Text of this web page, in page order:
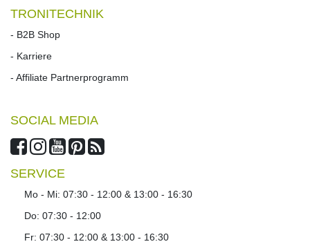
TRONITECHNIK
- B2B Shop
- Karriere
- Affiliate Partnerprogramm
SOCIAL MEDIA
SERVICE
Mo - Mi: 07:30 - 12:00 & 13:00 - 16:30
Do: 07:30 - 12:00
Fr: 07:30 - 12:00 & 13:00 - 16:30